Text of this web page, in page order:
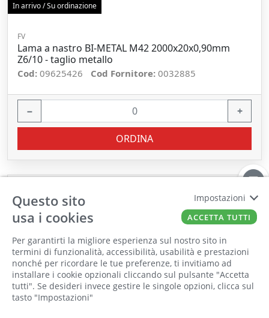
Il punto vendita, gli uffici e il magazzino
saranno chiusi per ferie dall'8 al 25 Agosto
2026 compresi.
In arrivo / Su ordinazione
FV
Lama a nastro BI-METAL M42 2000x20x0,90mm
Z6/10 - taglio metallo
Cod: 09625426 Cod Fornitore: 0032885
− +
ORDINA
Questo sito
usa i cookies
Per garantirti la migliore esperienza sul nostro sito in
termini di funzionalità, accessibilità, usabilità e prestazioni
nonché per ricordare le tue preferenze, ti invitiamo ad
installare i cookie opzionali cliccando sul pulsante "Accetta
tutti". Se desideri invece gestire le singole opzioni, clicca sul
tasto "Impostazioni"
Impostazioni
ACCETTA TUTTI